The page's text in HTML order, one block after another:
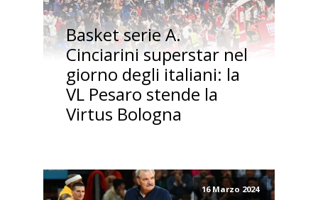
Basket serie A.
Cinciarini superstar nel
giorno degli italiani: la
VL Pesaro stende la
Virtus Bologna
16 Marzo 2024